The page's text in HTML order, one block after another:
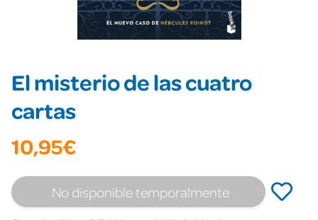
El misterio de las cuatro
cartas
10,95€
No disponible temporalmente